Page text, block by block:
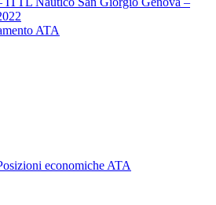
ATA
economiche ATA